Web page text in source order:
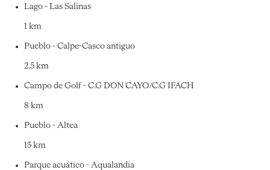
Lago - Las Salinas
1 km
Pueblo - Calpe-Casco antiguo
2,5 km
Campo de Golf - C.G DON CAYO/C.G IFACH
8 km
Pueblo - Altea
15 km
Parque acuático - Aqualandia